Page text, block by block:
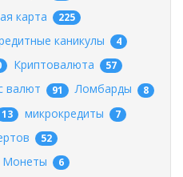
карта 225
каникулы 4
Криптовалюта 57
валют 91 Ломбарды 8
13 микрокредиты 7
52
Монеты 6